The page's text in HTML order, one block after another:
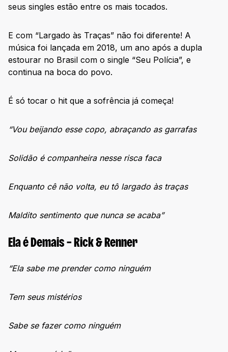
seus singles estão entre os mais tocados.
E com “Largado às Traças” não foi diferente! A
música foi lançada em 2018, um ano após a dupla
estourar no Brasil com o single “Seu Polícia”, e
continua na boca do povo.
É só tocar o hit que a sofrência já começa!
“Vou beijando esse copo, abraçando as garrafas
Solidão é companheira nesse risca faca
Enquanto cê não volta, eu tô largado às traças
Maldito sentimento que nunca se acaba”
Ela é Demais – Rick & Renner
“Ela sabe me prender como ninguém
Tem seus mistérios
Sabe se fazer como ninguém